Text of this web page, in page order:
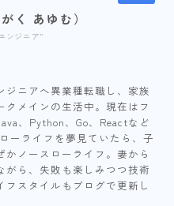
く あゆむ）
ンジニア”
ジニアへ異業種転職し、家族
メインの生活中。現在はフ
、Python、Go、Reactなど
ーライフを夢見ていたら、子
ノースローライフ。妻から
がら、失敗も楽しみつつ技術
スタイルもブログで更新し